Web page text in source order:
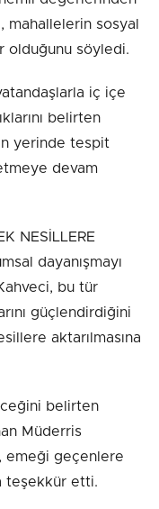
mahallelerin sosyal
olduğunu söyledi.
iç içe
belirten
yerinde tespit
devam
NESİLLERE
dayanışmayı
bu tür
güçlendirdiğini
aktarılmasına
belirten
Müderris
emeği geçenlere
teşekkür etti.